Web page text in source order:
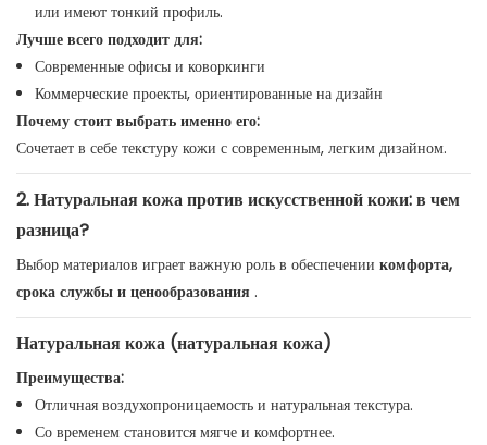
или имеют тонкий профиль.
Лучше всего подходит для:
Современные офисы и коворкинги
Коммерческие проекты, ориентированные на дизайн
Почему стоит выбрать именно его:
Сочетает в себе текстуру кожи с современным, легким дизайном.
2. Натуральная кожа против искусственной кожи: в чем
разница?
Выбор материалов играет важную роль в обеспечении комфорта,
срока службы и ценообразования .
Натуральная кожа (натуральная кожа)
Преимущества:
Отличная воздухопроницаемость и натуральная текстура.
Со временем становится мягче и комфортнее.